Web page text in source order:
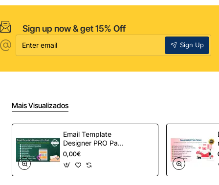
Sign up now & get 15% Off
Enter
email
Sign Up
Mais Visualizados
Email Template
Designer PRO Pack
– Automação de e-
mail definitiva para
OpenCart
0,00€